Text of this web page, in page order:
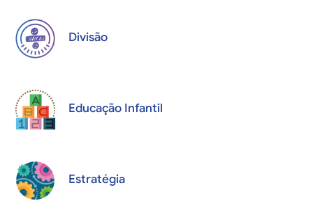
Divisão
Educação Infantil
Estratégia